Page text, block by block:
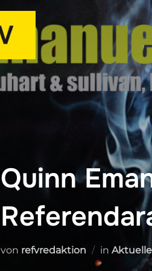
Quinn
von refvredaktion in